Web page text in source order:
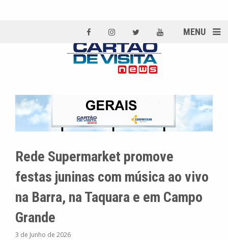
MENU
Rede Supermarket promove
festas juninas com música ao vivo
na Barra, na Taquara e em Campo
Grande
3 de Junho de 2026